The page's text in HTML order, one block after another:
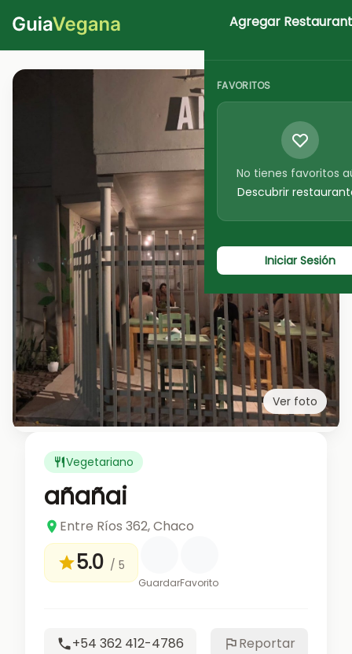
Iniciar Sesion
Agregar
FAVORITOS
No tienes favoritos
Descubrir
Iniciar Sesión
Ver foto
Vegetariano
añañai
Entre Ríos 362, Chaco
5.0 / 5
GuardarFavorito
+54 362 412-4786 Reportar